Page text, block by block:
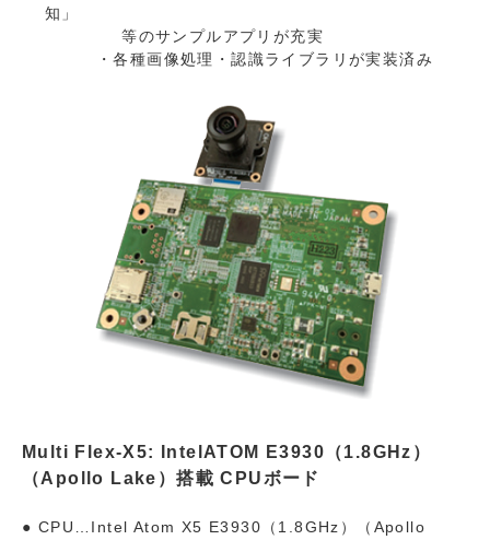
知」
等のサンプルアプリが充実
・各種画像処理・認識ライブラリが実装済み
Multi Flex-X5: IntelATOM E3930（1.8GHz）
（Apollo Lake）搭載 CPUボード
CPU…Intel Atom X5 E3930（1.8GHz）（Apollo